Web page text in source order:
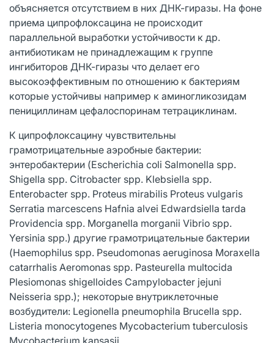
объясняется отсутствием в них ДНК-гиразы. На фоне
приема ципрофлоксацина не происходит
параллельной выработки устойчивости к др.
антибиотикам не принадлежащим к группе
ингибиторов ДНК-гиразы что делает его
высокоэффективным по отношению к бактериям
которые устойчивы например к аминогликозидам
пенициллинам цефалоспоринам тетрациклинам.
К ципрофлоксацину чувствительны
грамотрицательные аэробные бактерии:
энтеробактерии (Escherichia coli Salmonella spp.
Shigella spp. Citrobacter spp. Klebsiella spp.
Enterobacter spp. Proteus mirabilis Proteus vulgaris
Serratia marcescens Hafnia alvei Edwardsiella tarda
Providencia spp. Morganella morganii Vibrio spp.
Yersinia spp.) другие грамотрицательные бактерии
(Haemophilus spp. Pseudomonas aeruginosa Moraxella
catarrhalis Aeromonas spp. Pasteurella multocida
Plesiomonas shigelloides Campylobacter jejuni
Neisseria spp.); некоторые внутриклеточные
возбудители: Legionella pneumophila Brucella spp.
Listeria monocytogenes Mycobacterium tuberculosis
Mycobacterium kansasii.